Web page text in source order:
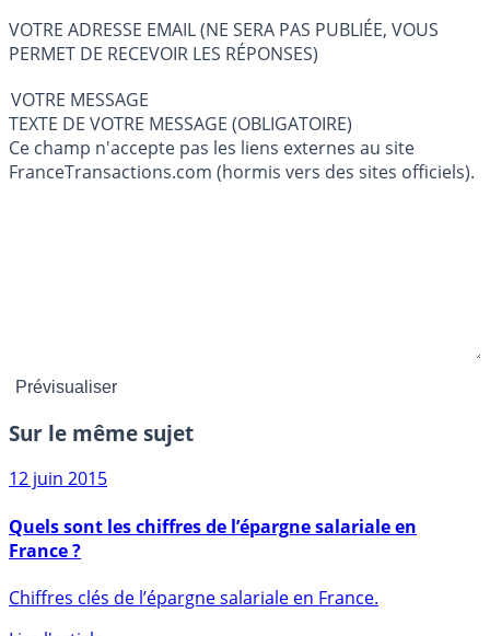
VOTRE ADRESSE EMAIL (NE SERA PAS PUBLIÉE, VOUS
PERMET DE RECEVOIR LES RÉPONSES)
VOTRE MESSAGE
TEXTE DE VOTRE MESSAGE (OBLIGATOIRE)
Ce champ n'accepte pas les liens externes au site
FranceTransactions.com (hormis vers des sites officiels).
Sur le même sujet
Quels sont les chiffres de l’épargne salariale en
Chiffres clés de l’épargne salariale en France.